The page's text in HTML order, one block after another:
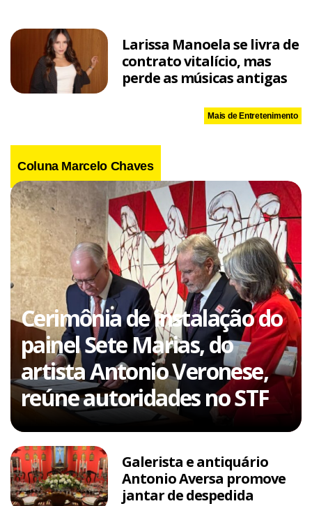
Larissa Manoela se livra de
contrato vitalício, mas
perde as músicas antigas
Mais de Entretenimento
Coluna Marcelo Chaves
Cerimônia de instalação do
painel Sete Marias, do
artista Antonio Veronese,
reúne autoridades no STF
Galerista e antiquário
Antonio Aversa promove
jantar de despedida